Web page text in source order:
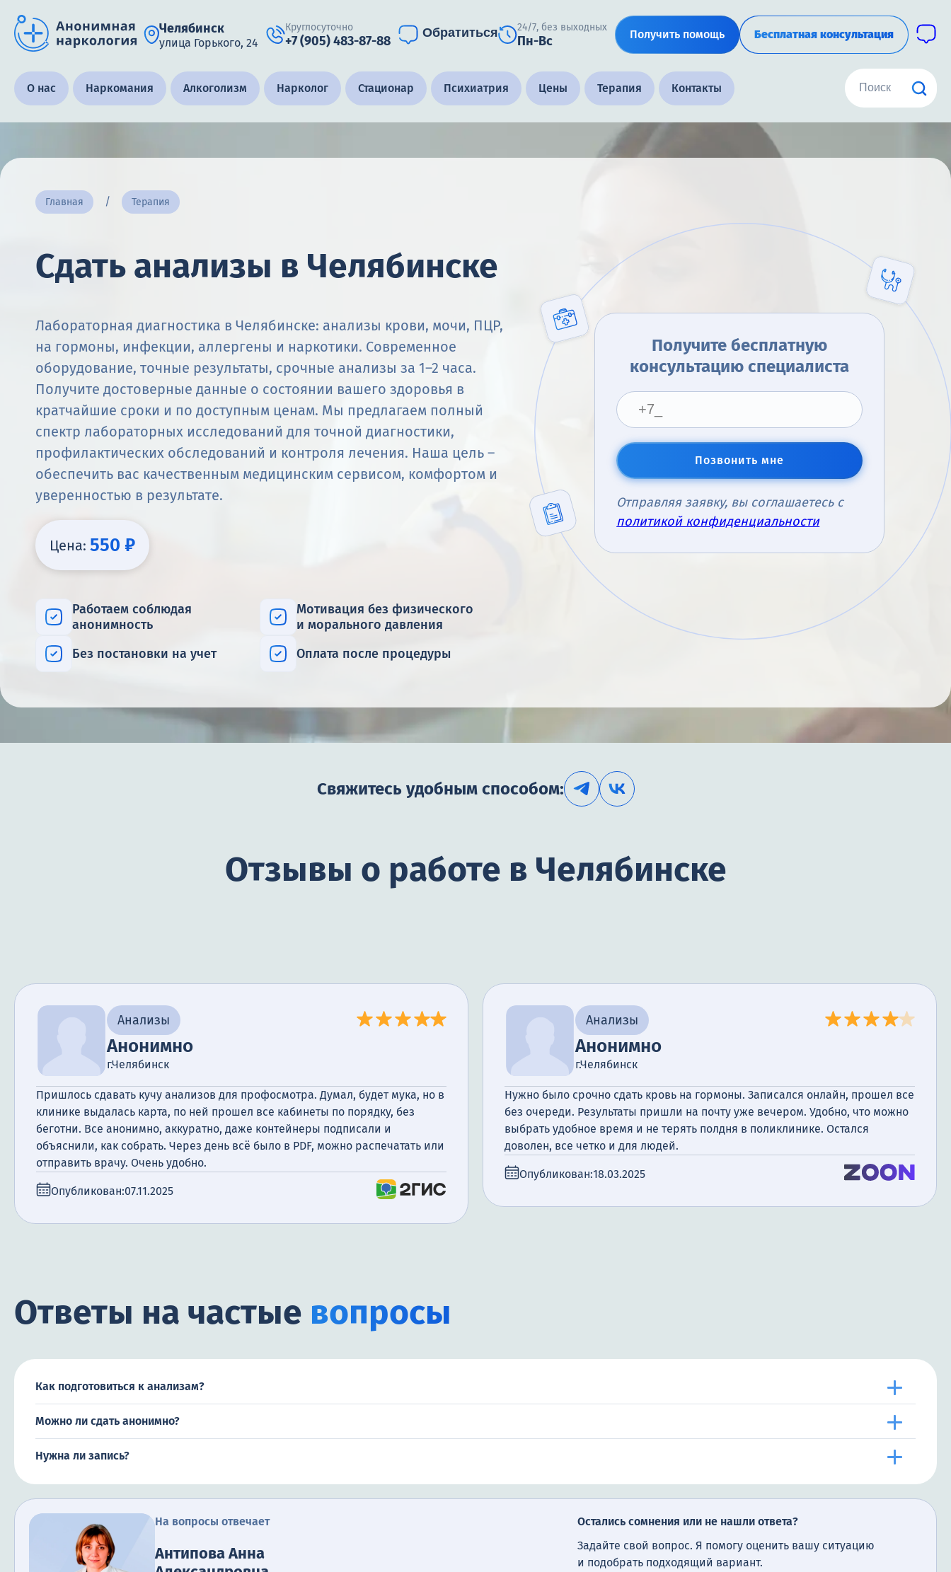
Челябинск
улица Горького, 24
Круглосуточно
+7 (905) 483-87-88
Обратиться 24/7, без выходных
Пн-Вс Получить помощь Бесплатная консультация
Получить помощь специалиста
Адрес call-центра
Челябинск, улица Горького, 24
О нас Наркомания Алкоголизм Нарколог Стационар Психиатрия Цены Терапия Контакты
Главная Терапия
Сдать анализы в Челябинске
Лабораторная диагностика в Челябинске: анализы крови, мочи, ПЦР,
на гормоны, инфекции, аллергены и наркотики. Современное
оборудование, точные результаты, срочные анализы за 1–2 часа.
Получите достоверные данные о состоянии вашего здоровья в
кратчайшие сроки и по доступным ценам. Мы предлагаем полный
спектр лабораторных исследований для точной диагностики,
профилактических обследований и контроля лечения. Наша цель –
обеспечить вас качественным медицинским сервисом, комфортом и
уверенностью в результате.
Цена: 550 ₽
Работаем соблюдая
анонимность
Мотивация без физического
и морального давления
Без постановки на учет
Оплата после процедуры
Получите бесплатную
консультацию специалиста
Позвонить мне
Отправляя заявку, вы соглашаетесь с
политикой конфиденциальности
Свяжитесь удобным способом:
Отзывы о работе в Челябинске
Анализы
Анонимно
г.Челябинск
Пришлось сдавать кучу анализов для профосмотра. Думал, будет мука, но в
клинике выдалась карта, по ней прошел все кабинеты по порядку, без
беготни. Все анонимно, аккуратно, даже контейнеры подписали и
объяснили, как собрать. Через день всё было в PDF, можно распечатать или
отправить врачу. Очень удобно.
Опубликован:07.11.2025
Анализы
Анонимно
г.Челябинск
Нужно было срочно сдать кровь на гормоны. Записался онлайн, прошел все
без очереди. Результаты пришли на почту уже вечером. Удобно, что можно
выбрать удобное время и не терять полдня в поликлинике. Остался
доволен, все четко и для людей.
Опубликован:18.03.2025
Ответы на частые вопросы
Как подготовиться к анализам?
Можно ли сдать анонимно?
Нужна ли запись?
На вопросы отвечает
Антипова Анна
Остались сомнения или не нашли ответа?
Задайте свой вопрос. Я помогу оценить вашу ситуацию
и подобрать подходящий вариант.